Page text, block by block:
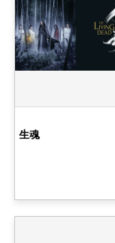
生魂